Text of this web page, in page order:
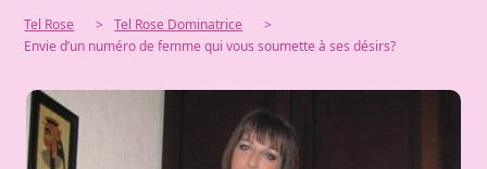
Tel Rose > Tel Rose Dominatrice
>
Envie d’un numéro de femme qui vous soumette à ses désirs?